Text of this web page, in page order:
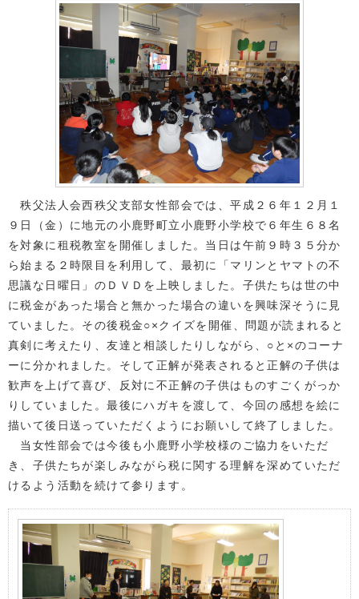
秩父法人会西秩父支部女性部会では、平成２６年１２月１
９日（金）に地元の小鹿野町立小鹿野小学校で６年生６８名
を対象に租税教室を開催しました。当日は午前９時３５分か
ら始まる２時限目を利用して、最初に「マリンとヤマトの不
思議な日曜日」のＤＶＤを上映しました。子供たちは世の中
に税金があった場合と無かった場合の違いを興味深そうに見
ていました。その後税金○×クイズを開催、問題が読まれると
真剣に考えたり、友達と相談したりしながら、○と×のコーナ
ーに分かれました。そして正解が発表されると正解の子供は
歓声を上げて喜び、反対に不正解の子供はものすごくがっか
りしていました。最後にハガキを渡して、今回の感想を絵に
描いて後日送っていただくようにお願いして終了しました。
当女性部会では今後も小鹿野小学校様のご協力をいただ
き、子供たちが楽しみながら税に関する理解を深めていただ
けるよう活動を続けて参ります。